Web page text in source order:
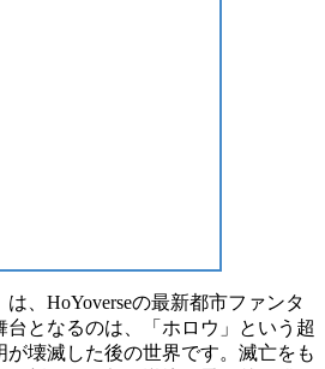
は、HoYoverseの最新都市ファンタ
台となるのは、「ホロウ」という超
が壊滅した後の世界です。滅亡をも